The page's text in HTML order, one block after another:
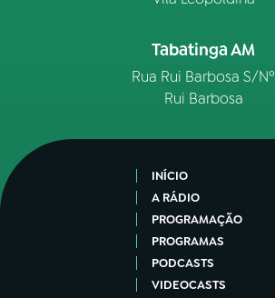
Tabatinga AM
Rua Rui Barbosa S/Nº
Rui Barbosa
INÍCIO
A RÁDIO
PROGRAMAÇÃO
PROGRAMAS
PODCASTS
VIDEOCASTS